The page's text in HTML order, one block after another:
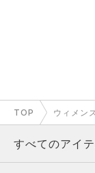
TOP ウィメン
すべてのアイ